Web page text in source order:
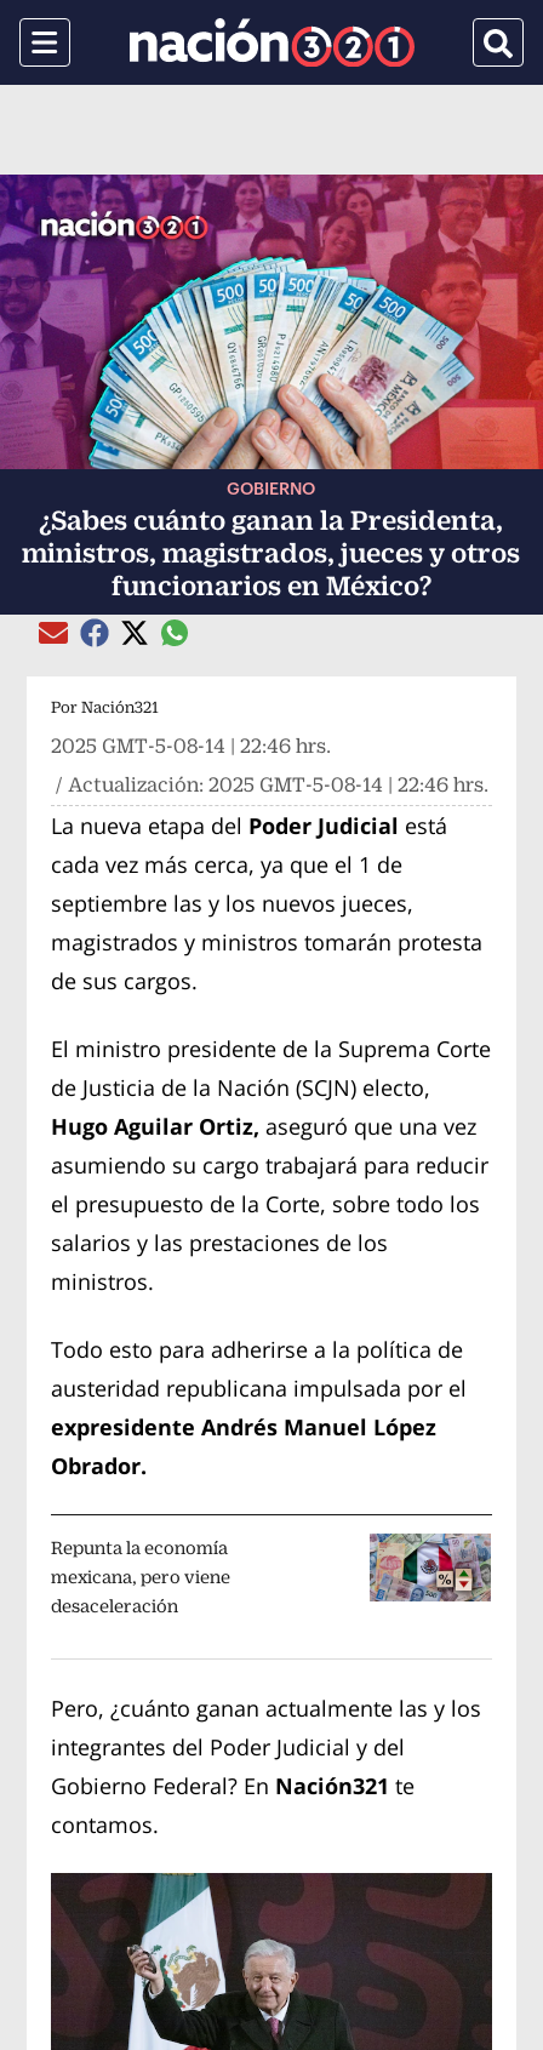
Menu
GOBIERNO
¿Sabes cuánto ganan la Presidenta,
ministros, magistrados, jueces y otros
funcionarios en México?
Compartir el artículo actual mediante Email
Compartir el artículo actual mediante Facebook
Compartir el artículo actual mediante Twitter
Compartir el artículo actual mediante
Por Nación321
2025 GMT-5-08-14 | 22:46 hrs.
/ Actualización:2025 GMT-5-08-14 | 22:46 hrs.
La nueva etapa del Poder Judicial está
cada vez más cerca, ya que el 1 de
septiembre las y los nuevos jueces,
magistrados y ministros tomarán protesta
de sus cargos.
El ministro presidente de la Suprema Corte
de Justicia de la Nación (SCJN) electo,
Hugo Aguilar Ortiz, aseguró que una vez
asumiendo su cargo trabajará para reducir
el presupuesto de la Corte, sobre todo los
salarios y las prestaciones de los
ministros.
Todo esto para adherirse a la política de
austeridad republicana impulsada por el
expresidente Andrés Manuel López
Obrador.
Repunta la economía
mexicana, pero viene
desaceleración
Pero, ¿cuánto ganan actualmente las y los
integrantes del Poder Judicial y del
Gobierno Federal? En Nación321 te
contamos.